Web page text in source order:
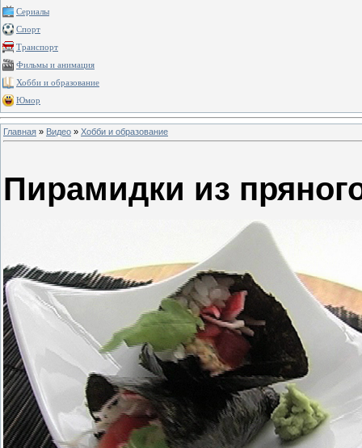
Сериалы
Спорт
Транспорт
Фильмы и анимация
Хобби и образование
Юмор
Главная » Видео » Хобби и образование
Пирамидки из